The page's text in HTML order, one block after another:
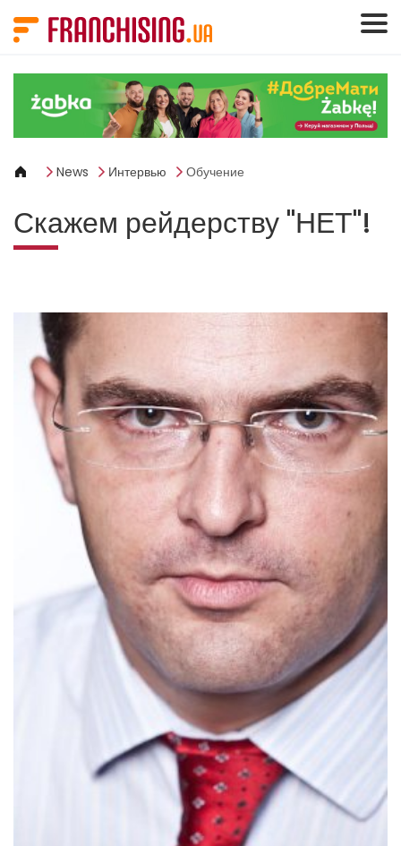
News Интервью Обучение
Скажем рейдерству "НЕТ"!